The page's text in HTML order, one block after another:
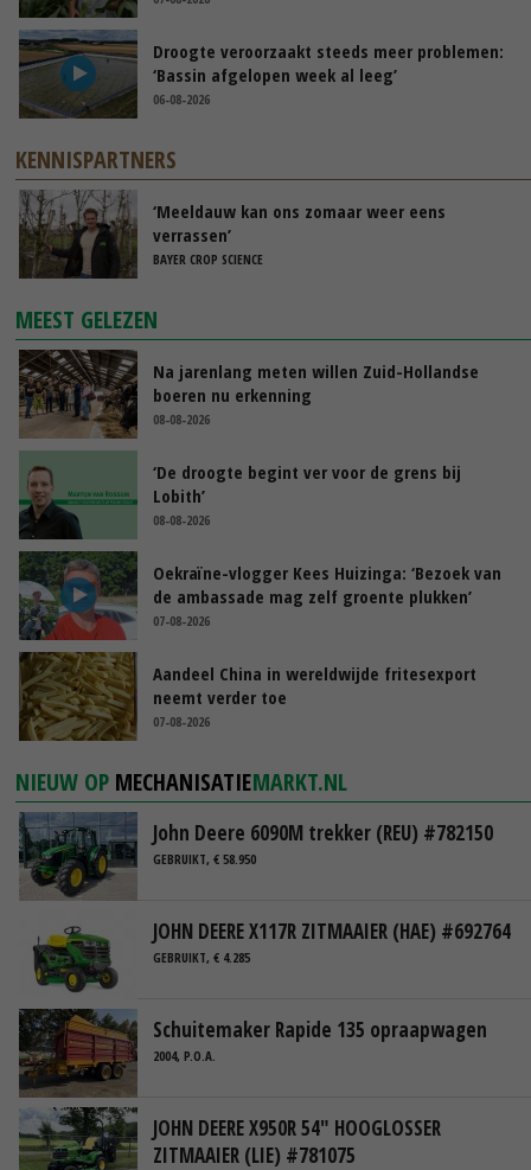
Droogte veroorzaakt steeds meer problemen:
‘Bassin afgelopen week al leeg’
06-08-2026
KENNISPARTNERS
‘Meeldauw kan ons zomaar weer eens
verrassen’
BAYER CROP SCIENCE
MEEST GELEZEN
Na jarenlang meten willen Zuid-Hollandse
boeren nu erkenning
08-08-2026
‘De droogte begint ver voor de grens bij
Lobith’
08-08-2026
Oekraïne-vlogger Kees Huizinga: ‘Bezoek van
de ambassade mag zelf groente plukken’
07-08-2026
Aandeel China in wereldwijde fritesexport
neemt verder toe
07-08-2026
NIEUW OP MECHANISATIEMARKT.NL
John Deere 6090M trekker (REU) #782150
GEBRUIKT, € 58.950
JOHN DEERE X117R ZITMAAIER (HAE) #692764
GEBRUIKT, € 4.285
Schuitemaker Rapide 135 opraapwagen
2004, P.O.A.
JOHN DEERE X950R 54" HOOGLOSSER
ZITMAAIER (LIE) #781075